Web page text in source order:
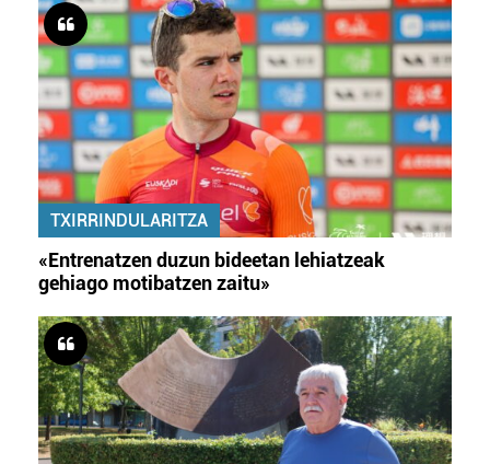
TXIRRINDULARITZA
«Entrenatzen duzun bideetan lehiatzeak
gehiago motibatzen zaitu»